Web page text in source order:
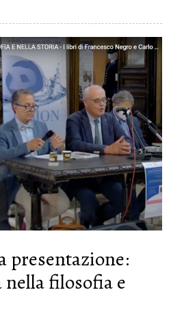
presentazione:
filosofia e